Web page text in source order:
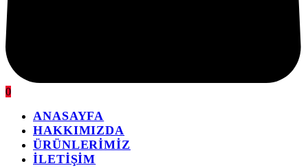
0
ANASAYFA
HAKKIMIZDA
ÜRÜNLERİMİZ
İLETİŞİM